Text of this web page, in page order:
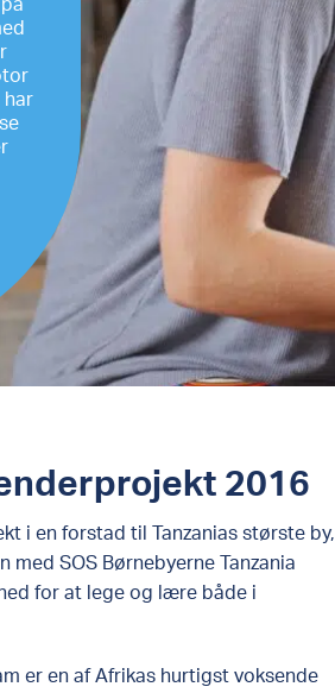
har
2016
i en forstad til Tanzanias største by,
med SOS BørnebyerneTanzania
for at lege og lære både i
er en af Afrikas hurtigst voksende